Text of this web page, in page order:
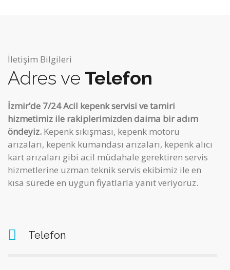
İletişim Bilgileri
Adres ve Telefon
İzmir’de 7/24 Acil kepenk servisi ve tamiri
hizmetimiz ile rakiplerimizden daima bir adım
öndeyiz. Kepenk sıkışması, kepenk motoru
arızaları, kepenk kumandası arızaları, kepenk alıcı
kart arızaları gibi acil müdahale gerektiren servis
hizmetlerine uzman teknik servis ekibimiz ile en
kısa sürede en uygun fiyatlarla yanıt veriyoruz.
Telefon